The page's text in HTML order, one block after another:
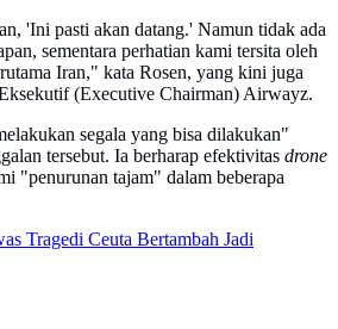
'Ini pasti akan datang.' Namun tidak ada
sementara perhatian kami tersita oleh
Iran," kata Rosen, yang kini juga
(Executive Chairman) Airwayz.
segala yang bisa dilakukan"
tersebut. Ia berharap efektivitas drone
"penurunan tajam" dalam beberapa
Tragedi Ceuta Bertambah Jadi